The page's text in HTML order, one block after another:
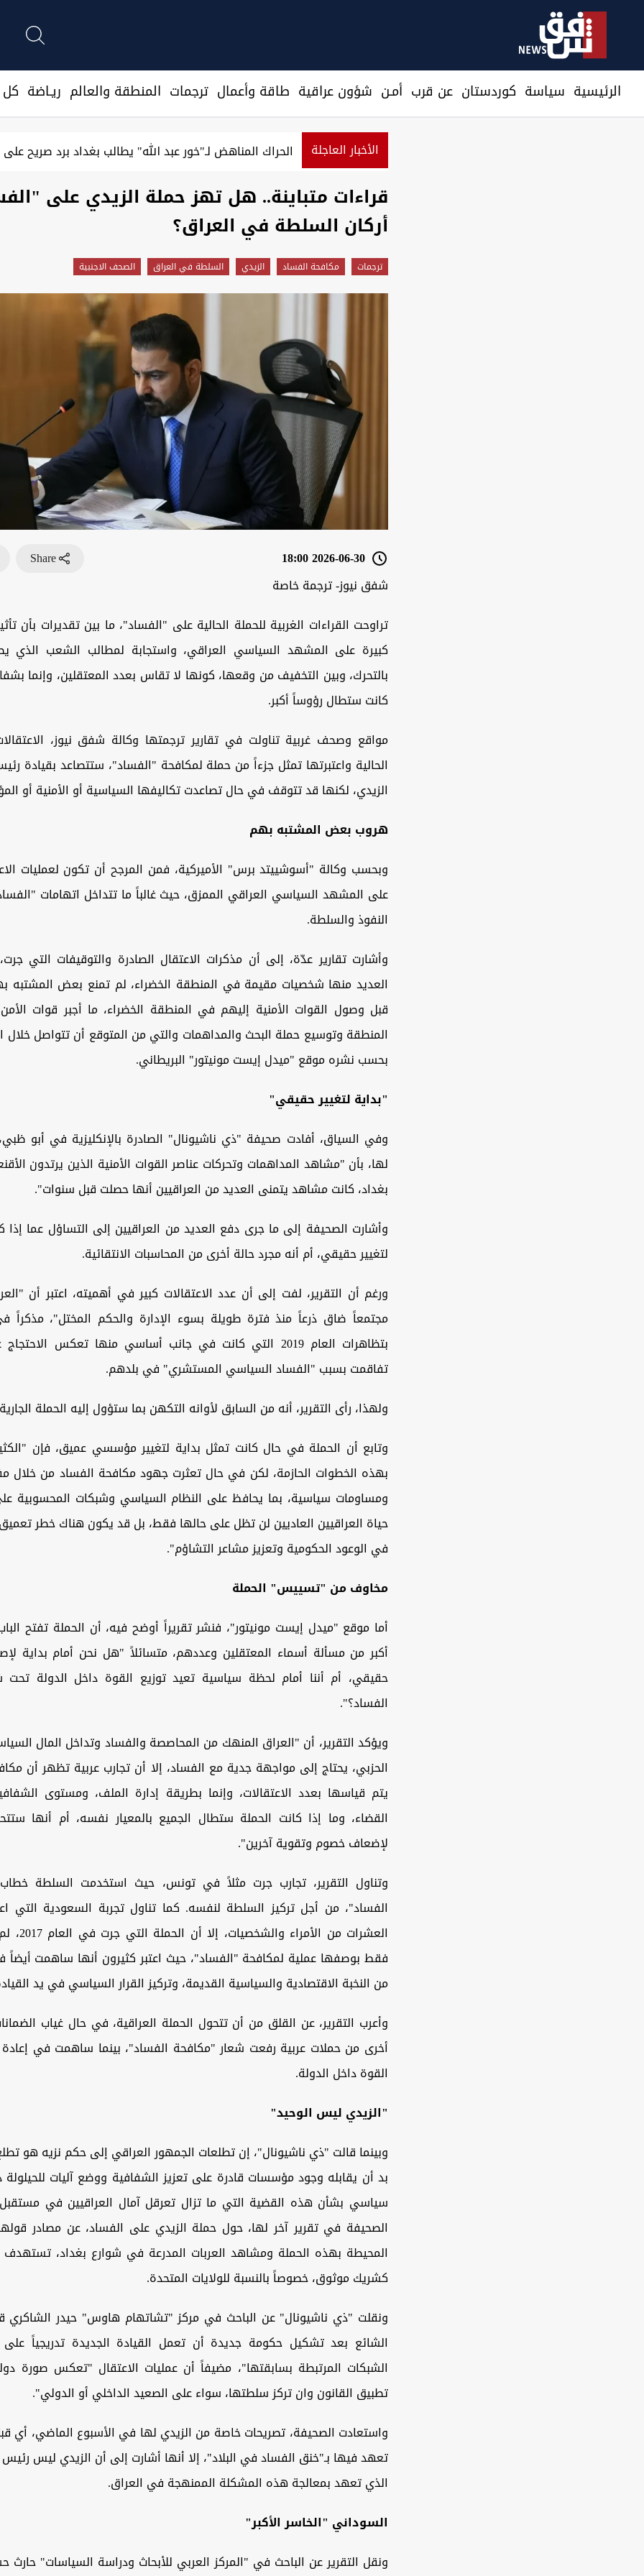
الرئيسية سیاسة كوردستان عن قرب أمـن شؤون عراقية طاقة وأعمال ترجمات المنطقة والعالم ريـاضة كل
الأخبار العاجلة العراق يرفع جاهزية قواته تحسباً لرد الفصائل واعتقالات
قراءات متباينة.. هل تهز حملة الزيدي على
أركان السلطة في ‏العراق؟
ترجمات مكافحة الفساد الزيدي السلطة في العراق الصحف الاجنبية
2026-06-30 18:00
Share
شفق نيوز- ترجمة خاصة
تراوحت القراءات الغربية للحملة الحالية على "الفساد"، ما بين تقديرات ‏بأن
كبيرة على المشهد السياسي العراقي، واستجابة ‏لمطالب الشعب الذي
بالتحرك، وبين التخفيف ‏من وقعها، كونها لا تقاس بعدد المعتقلين، وإنما
كانت ‏ستطال رؤوساً أكبر.
مواقع وصحف غربية تناولت في تقارير ترجمتها وكالة شفق نيوز،
الحالية واعتبرتها تمثل ‏جزءاً من حملة لمكافحة "الفساد"، ستتصاعد بقيادة
‏الزيدي، لكنها قد تتوقف في حال تصاعدت تكاليفها السياسية أو الأمنية أو
هروب بعض المشتبه بهم
وبحسب وكالة "أسوشييتد برس" الأميركية، فمن المرجح أن تكون ‏لعمليات
على المشهد السياسي العراقي الممزق، ‏حيث غالباً ما تتداخل اتهامات
النفوذ والسلطة.
وأشارت تقارير عدّة، إلى أن مذكرات الاعتقال الصادرة والتوقيفات التي
العديد منها شخصيات مقيمة في المنطقة الخضراء، ‏لم تمنع بعض المشتبه
قبل وصول القوات الأمنية إليهم ‏في المنطقة الخضراء، ما أجبر قوات
المنطقة وتوسيع ‏حملة البحث والمداهمات والتي من المتوقع أن تتواصل خلال
بحسب نشره موقع "ميدل إيست مونيتور" البريطاني.
"بداية لتغيير حقيقي"
وفي السياق، أفادت صحيفة "ذي ناشيونال" الصادرة بالإنكليزية في أبو
لها، بأن "مشاهد المداهمات وتحركات عناصر ‏القوات الأمنية الذين يرتدون
بغداد، كانت مشاهد يتمنى العديد من ‏العراقيين أنها حصلت قبل سنوات".
وأشارت الصحيفة إلى ما جرى دفع العديد من العراقيين إلى التساؤل عما إذا
لتغيير حقيقي، أم أنه مجرد حالة أخرى من المحاسبات ‏الانتقائية.
ورغم أن التقرير، لفت إلى أن عدد الاعتقالات كبير في أهميته، ‏اعتبر أن
مجتمعاً ضاق ذرعاً منذ فترة طويلة بسوء ‏الإدارة والحكم المختل"، مذكراً
بتظاهرات العام 2019 ‏التي كانت في جانب أساسي منها تعكس
تفاقمت ‏بسبب "الفساد السياسي المستشري" في بلدهم.
ولهذا، رأى التقرير، أنه من السابق لأوانه التكهن بما ستؤول إليه الحملة
وتابع أن الحملة في حال كانت تمثل بداية لتغيير مؤسسي عميق، فإن
بهذه الخطوات الحازمة، لكن في حال تعثرت جهود ‏مكافحة الفساد من خلال
ومساومات سياسية، بما يحافظ ‏على النظام السياسي وشبكات المحسوبية
حياة العراقيين ‏العاديين لن تظل على حالها فقط، بل قد يكون هناك خطر تعميق
في الوعود الحكومية وتعزيز مشاعر التشاؤم".
مخاوف من "تسييس" الحملة
أما موقع "ميدل إيست مونيتور"، فنشر تقريراً أوضح فيه، أن الحملة ‏تفتح
أكبر من مسألة أسماء المعتقلين وعددهم، متسائلاً ‏‏"هل نحن أمام بداية
حقيقي، أم أننا أمام لحظة سياسية ‏تعيد توزيع القوة داخل الدولة تحت
الفساد؟".
ويؤكد التقرير، أن "العراق المنهك من المحاصصة والفساد وتداخل ‏المال
الحزبي، يحتاج إلى مواجهة جدية مع الفساد، إلا ‏أن تجارب عربية تظهر أن
يتم قياسها بعدد الاعتقالات، ‏وإنما بطريقة إدارة الملف، ومستوى
القضاء، وما إذا ‏كانت الحملة ستطال الجميع بالمعيار نفسه، أم أنها
‏لإضعاف خصوم وتقوية آخرين".
وتناول التقرير، تجارب جرت مثلاً في تونس، حيث استخدمت السلطة
الفساد"، من أجل تركيز السلطة لنفسه. كما تناول ‏تجربة السعودية التي
العشرات من
فقط بوصفها ‏عملية لمكافحة "الفساد"، حيث اعتبر كثيرون أنها ساهمت أيضاً
من النخبة الاقتصادية والسياسية القديمة، وتركيز القرار ‏السياسي في يد
وأعرب التقرير، عن القلق من أن تتحول الحملة العراقية، في حال غياب
أخرى من حملات عربية رفعت شعار "مكافحة ‏الفساد"، بينما ساهمت في إعادة
القوة داخل الدولة.
‏"الزيدي ليس الوحيد"
وبينما قالت "ذي ناشيونال"، إن تطلعات الجمهور العراقي إلى حكم نزيه ‏هو
بد أن يقابله وجود مؤسسات قادرة على تعزيز ‏الشفافية ووضع آليات
سياسي بشأن هذه القضية ‏التي ما تزال تعرقل آمال العراقيين في
الصحيفة ‏في تقرير آخر لها، حول حملة الزيدي على الفساد، عن مصادر
المحيطة بهذه الحملة ومشاهد العربات المدرعة في شوارع ‏بغداد، تستهدف
كشريك موثوق، خصوصاً بالنسبة ‏للولايات المتحدة.
ونقلت "ذي ناشيونال" عن الباحث في مركز "تشاتهام هاوس" حيدر ‏الشاكري
الشائع بعد تشكيل حكومة جديدة أن تعمل القيادة الجديدة تدريجياً
الشبكات المرتبطة بسابقتها"، مضيفاً أن ‏عمليات الاعتقال "تعكس صورة
تطبيق القانون وان ‏تركز سلطتها، سواء على الصعيد الداخلي أو الدولي".
واستعادت الصحيفة، تصريحات خاصة من الزيدي لها في الأسبوع ‏الماضي، أي
تعهد فيها بـ"خنق الفساد في البلاد"، إلا أنها أشارت إلى أن الزيدي ليس رئيس
الذي تعهد ‏بمعالجة هذه المشكلة الممنهجة في العراق.
السوداني "الخاسر الأكبر"
ونقل التقرير عن الباحث في "المركز العربي للأبحاث ودراسة ‏السياسات" حارث